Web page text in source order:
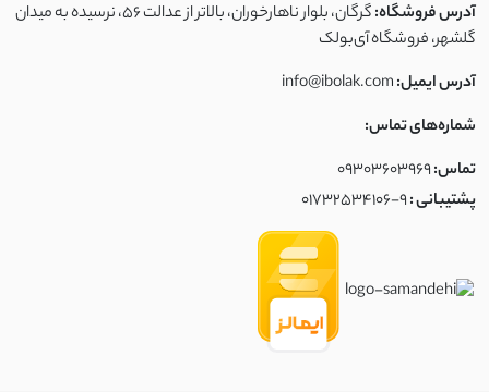
آدرس فروشگاه:
گرگان، بلوار ناهارخوران، بالاتر از عدالت ۵۶، نرسیده به میدان
گلشهر، فروشگاه آی‌بولک
آدرس ایمیل:info@ibolak.com
شماره‌های تماس:
تماس:09303603969
پشتیبانی :01732534106-9